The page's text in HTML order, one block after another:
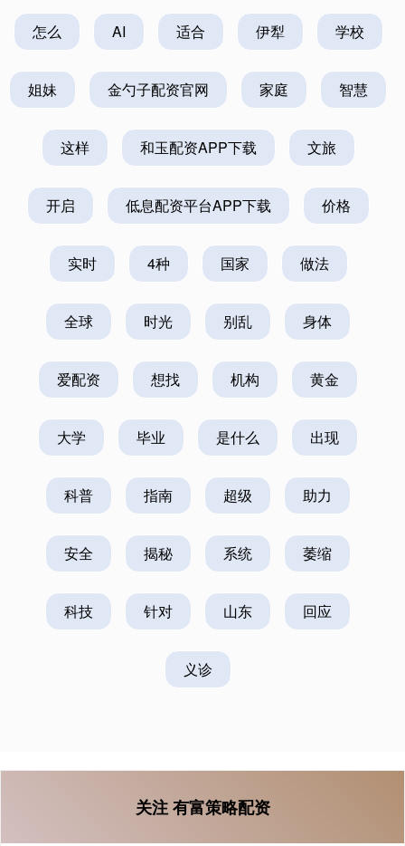
怎么 AI 适合 伊犁 学校
姐妹 金勺子配资官网 家庭 智慧
这样 和玉配资APP下载 文旅
开启 低息配资平台APP下载 价格
实时 4种 国家 做法
全球 时光 别乱 身体
爱配资 想找 机构 黄金
大学 毕业 是什么 出现
科普 指南 超级 助力
安全 揭秘 系统 萎缩
科技 针对 山东 回应
义诊
关注 有富策略配资